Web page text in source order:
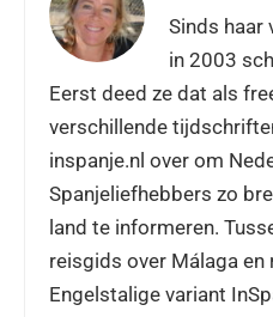
Sinds haar
in 2003
Eerst deed ze dat als
verschillende
inspanje.nl over om
Spanjeliefhebbers zo
land te informeren.
reisgids over Málaga
Engelstalige variant